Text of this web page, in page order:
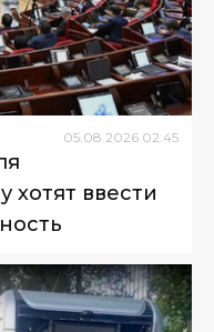
05 08 2026 02:45
ввести